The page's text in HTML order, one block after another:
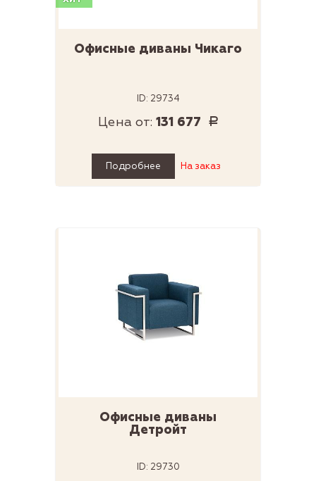
Офисные диваны Чикаго
ID: 29734
Цена от: 131 677 Р
Подробнее На заказ
Офисные диваны
Детройт
ID: 29730